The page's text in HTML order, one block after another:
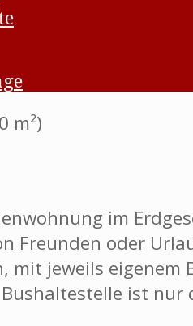
m²)
im
Freunden oder
mit jeweils
ist